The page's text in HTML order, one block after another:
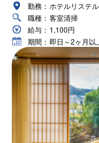
勤務： ホテルリステ
職種： 客室清掃
給与： 1,100円
期間： 即日～2ヶ月以